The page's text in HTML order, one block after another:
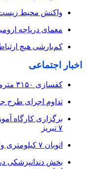
واکنش محیط زیست
معمای دریاچه
کم‌بارشی هیچ
اخبار اجتماعی
کفسازی ۳۱۵۰ مترمربعی پیاده‌راه‌های پارک تلاش آغاز شد
تداوم اجرای طرح
برگزاری کارگاه
۷ تبریز
اتوبان ۷ کیلومتری ولایت تا سه ماه آینده به کرکج می‌رسد
بخش دندانپزشکی